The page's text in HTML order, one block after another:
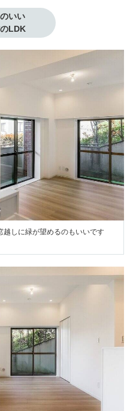
いい
LDK
越しに緑が望めるのもいいです